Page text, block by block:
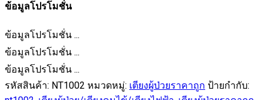
ข้อมูลโปรโมชั่น
ข้อมูลโปรโมชั่น ...
ข้อมูลโปรโมชั่น ...
ข้อมูลโปรโมชั่น ...
รหัสสินค้า: NT1002 หมวดหมู่: เตียงผู้ป่วยราคาถูก ป้ายกำกับ: